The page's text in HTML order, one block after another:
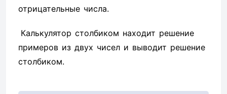
отрицательные числа.
Калькулятор столбиком находит решение
примеров из двух чисел и выводит решение
столбиком.